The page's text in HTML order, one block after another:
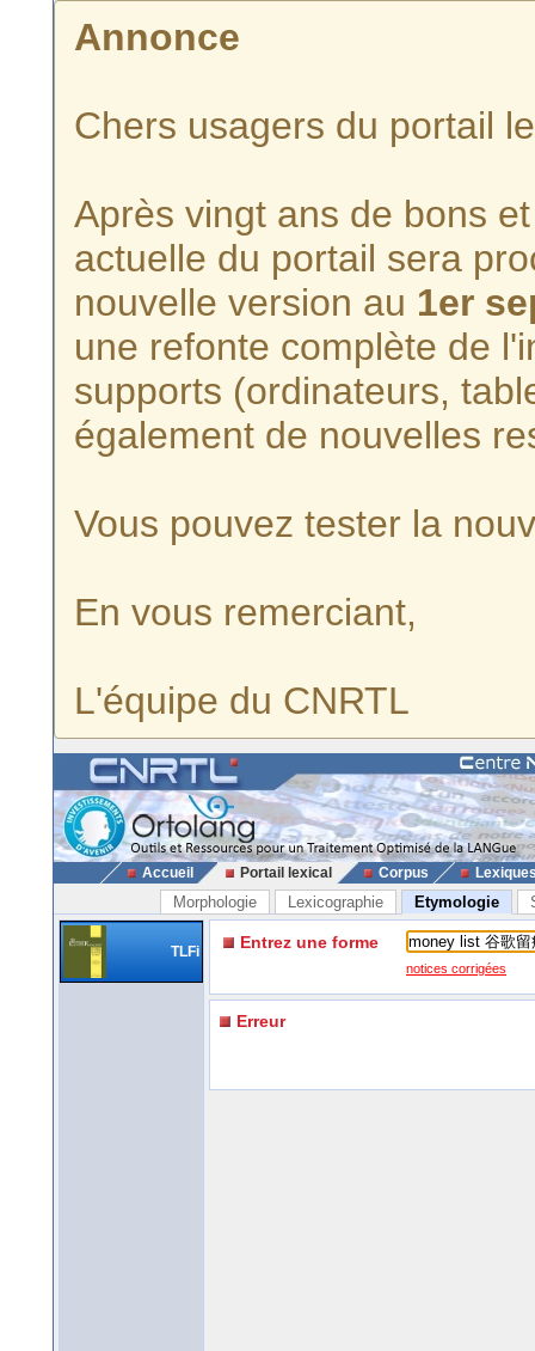
Annonce
Chers usagers du portail
Après vingt ans de bons
actuelle du portail sera
nouvelle version au 1er
une refonte complète de
supports (ordinateurs,
également de nouvelles
Vous pouvez tester la
En vous remerciant,
L'équipe du CNRTL
Accueil Portail lexical Corpus
Morphologie Lexicographie Etymologie
TLFi Entrez une forme
notices corrigées
Erreur